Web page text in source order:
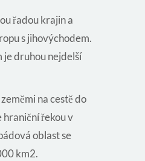
řadou krajin a
s jihovýchodem.
je druhou nejdelší
na cestě do
hraniční řekou v
oblast se
km2.